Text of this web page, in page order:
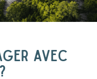
AVEC